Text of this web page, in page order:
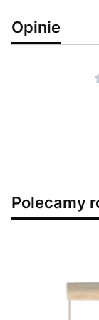
Opinie
Polecamy